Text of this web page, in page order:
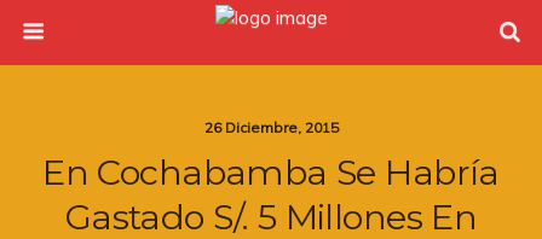
26 Diciembre, 2015
En Cochabamba Se Habría
Gastado S/. 5 Millones En